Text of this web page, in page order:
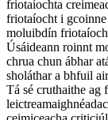
friotaíochta
friotaíocht i
moluibdín
Úsáideann roinnt
chrua chun ábhar
sholáthar a bhfuil
Tá sé cruthaithe ag